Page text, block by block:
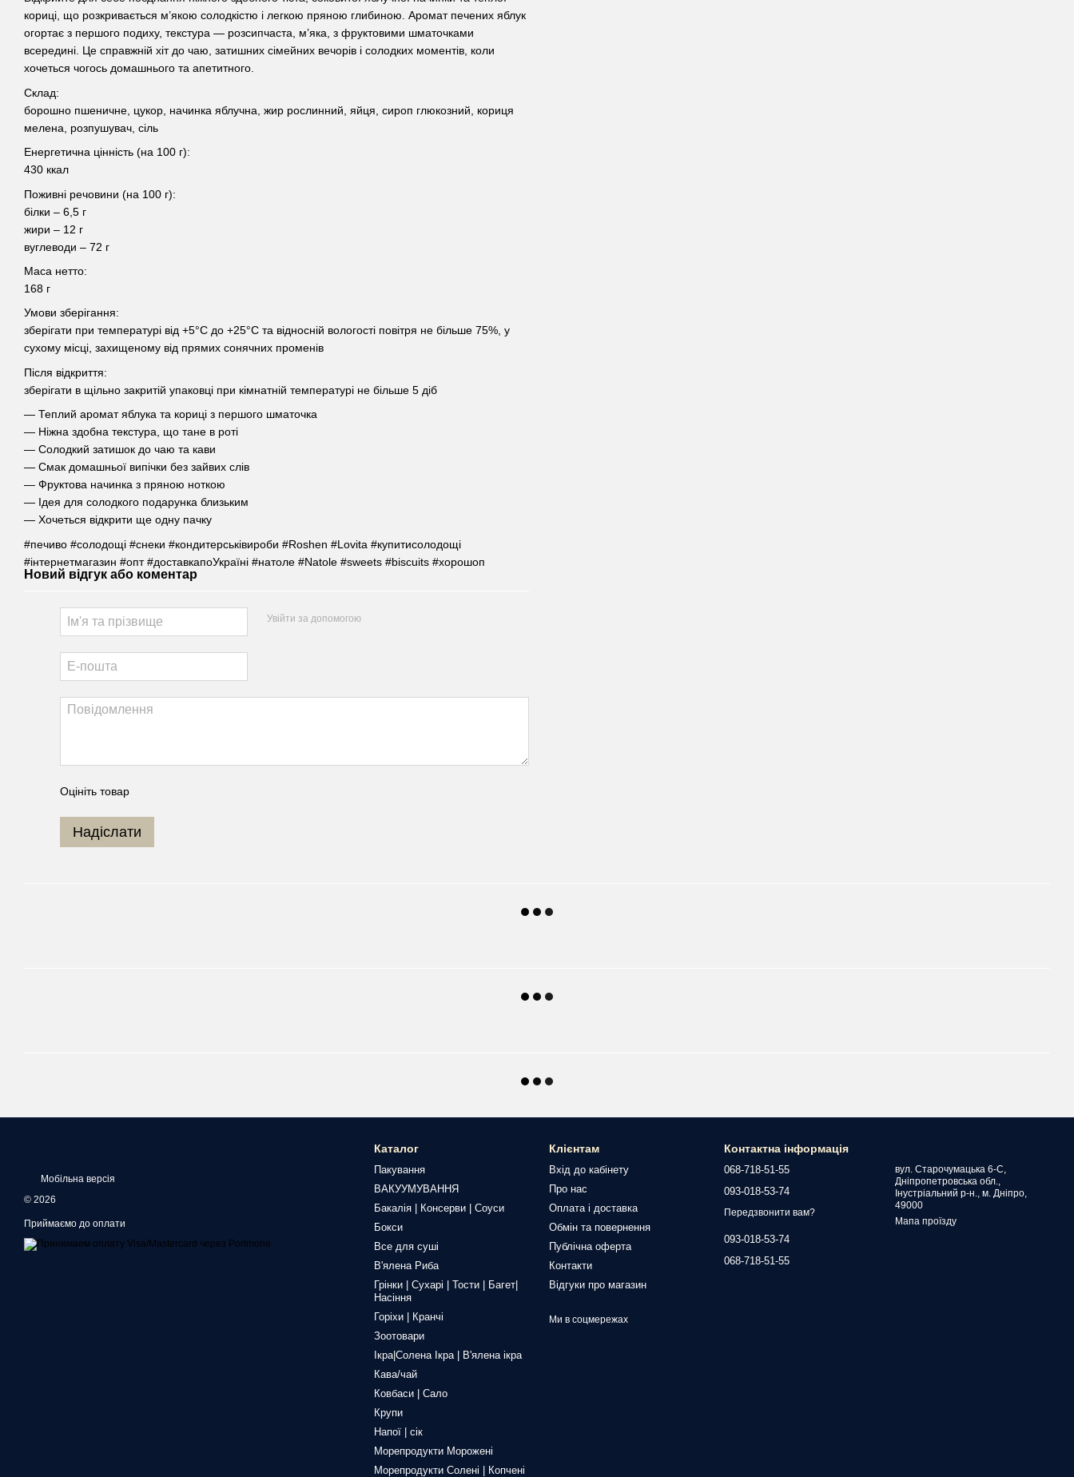
кориці, що розкривається м’якою солодкістю і легкою пряною глибиною. Аромат печених яблук
огортає з першого подиху, текстура — розсипчаста, м’яка, з фруктовими шматочками
всередині. Це справжній хіт до чаю, затишних сімейних вечорів і солодких моментів, коли
хочеться чогось домашнього та апетитного.
Склад:
борошно пшеничне, цукор, начинка яблучна, жир рослинний, яйця, сироп глюкозний, кориця
мелена, розпушувач, сіль
Енергетична цінність (на 100 г):
430 ккал
Поживні речовини (на 100 г):
білки – 6,5 г
жири – 12 г
вуглеводи – 72 г
Маса нетто:
168 г
Умови зберігання:
зберігати при температурі від +5°C до +25°C та відносній вологості повітря не більше 75%, у
сухому місці, захищеному від прямих сонячних променів
Після відкриття:
зберігати в щільно закритій упаковці при кімнатній температурі не більше 5 діб
— Теплий аромат яблука та кориці з першого шматочка
— Ніжна здобна текстура, що тане в роті
— Солодкий затишок до чаю та кави
— Смак домашньої випічки без зайвих слів
— Фруктова начинка з пряною ноткою
— Ідея для солодкого подарунка близьким
— Хочеться відкрити ще одну пачку
#печиво #солодощі #снеки #кондитерськівироби #Roshen #Lovita #купитисолодощі
#інтернетмагазин #опт #доставкапоУкраїні #натоле #Natole #sweets #biscuits #хорошоп
Новий відгук або коментар
Увійти за допомогою
Оцініть товар
Надіслати
Мобільна версія
© 2026
Приймаємо до оплати
Каталог
Пакування
ВАКУУМУВАННЯ
Бакалія | Консерви | Соуси
Бокси
Все для суші
В'ялена Риба
Грінки | Сухарі | Тости | Багет|
Насіння
Горіхи | Кранчі
Зоотовари
Ікра|Солена Ікра | В'ялена ікра
Кава/чай
Ковбаси | Сало
Крупи
Напої | сік
Морепродукти Морожені
Морепродукти Солені | Копчені
Клієнтам
Вхід до кабінету
Про нас
Оплата і доставка
Обмін та повернення
Публічна оферта
Контакти
Відгуки про магазин
Ми в соцмережах
Контактна інформація
068-718-51-55
093-018-53-74
Передзвонити вам?
093-018-53-74
068-718-51-55
вул. Старочумацька 6-С,
Дніпропетровська обл.,
Інустріальний р-н., м. Дніпро,
49000
Мапа проїзду